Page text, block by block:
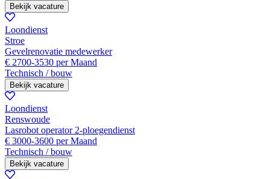
Bekijk vacature
Loondienst
Stroe
Gevelrenovatie medewerker
€ 2700-3530 per Maand
Technisch / bouw
Bekijk vacature
Loondienst
Renswoude
Lasrobot operator 2-ploegendienst
€ 3000-3600 per Maand
Technisch / bouw
Bekijk vacature